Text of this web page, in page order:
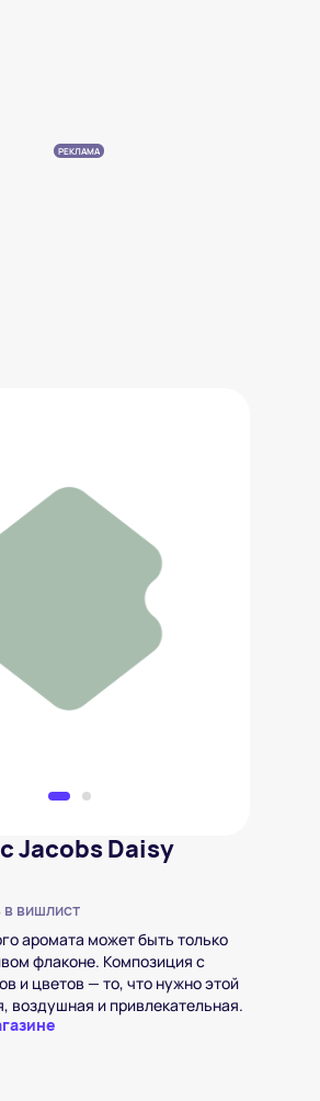
РЕКЛАМА
Marc Jacobs Daisy
Jacobs Daisy
вишлист
аромата может быть только
флаконе. Композиция с
и цветов — то, что нужно этой
воздушная и привлекательная.